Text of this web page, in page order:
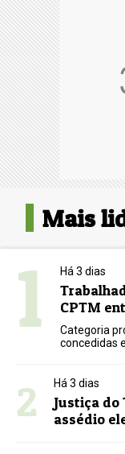
Mais
1 Há 3 dias
CPTM
Categoria
concedidas
2 Há 3 dias
Justiça do
assédio